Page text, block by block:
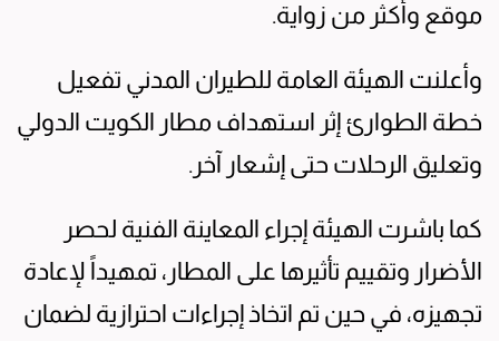
موقع وأكثر من زواية.
وأعلنت الهيئة العامة للطيران المدني تفعيل
خطة الطوارئ إثر استهداف مطار الكويت الدولي
وتعليق الرحلات حتى إشعار آخر.
كما باشرت الهيئة إجراء المعاينة الفنية لحصر
الأضرار وتقييم تأثيرها على المطار، تمهيداً لإعادة
تجهيزه، في حين تم اتخاذ إجراءات احترازية لضمان